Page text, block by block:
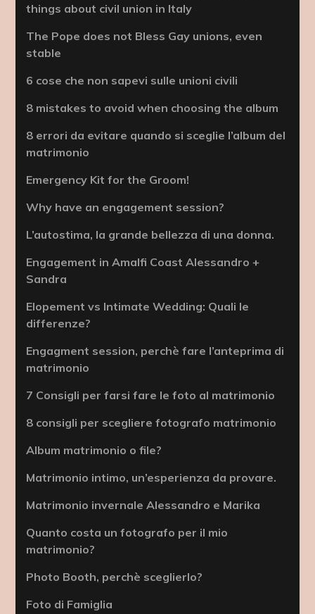
things about civil union in Italy
The Pope does not Bless Gay unions, even
stable
6 cose che non sapevi sulle unioni civili
8 mistakes to avoid when choosing the album
8 errori da evitare quando si sceglie l’album del
matrimonio
Emergency Kit for the Groom!
Why have an engagement session?
L’autostima, la grande bellezza di una donna.
Engagement in Amalfi Coast Alessandro +
Sandra
Elopement vs Intimate Wedding: Quali le
differenze?
Engagment session, perchè fare l’anteprima di
matrimonio
7 Consigli per farsi fare le foto al matrimonio
8 consigli per scegliere fotografo matrimonio
Album matrimonio o file?
Matrimonio intimo, un’esperienza da provare.
Matrimonio invernale Alessandro e Marika
Quanto costa un fotografo per il mio
matrimonio?
Photo Booth, perchè sceglierlo?
Foto di Famiglia